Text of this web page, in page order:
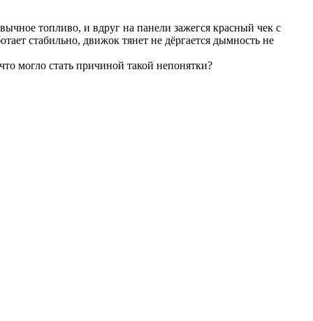
топливо, и вдруг на панели зажегся красный чек с
стабильно, движок тянет не дёргается дымность не
могло стать причиной такой непонятки?